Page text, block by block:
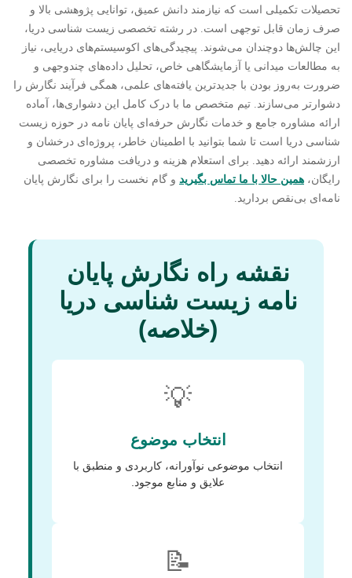
تحصیلات تکمیلی است که نیازمند دانش عمیق، توانایی پژوهشی بالا و
صرف زمان قابل توجهی است. در رشته تخصصی زیست شناسی دریا،
این چالش‌ها دوچندان می‌شوند. پیچیدگی‌های اکوسیستم‌های دریایی، نیاز
به مطالعات میدانی یا آزمایشگاهی خاص، تحلیل داده‌های چندوجهی و
ضرورت به‌روز بودن با جدیدترین یافته‌های علمی، همگی فرآیند نگارش را
دشوارتر می‌سازند. تیم متخصص ما با درک کامل این دشواری‌ها، آماده
ارائه مشاوره جامع و خدمات نگارش حرفه‌ای پایان نامه در حوزه زیست
شناسی دریا است تا شما بتوانید با اطمینان خاطر، پروژه‌ای درخشان و
ارزشمند ارائه دهید. برای استعلام هزینه و دریافت مشاوره تخصصی
رایگان، همین حالا با ما تماس بگیرید و گام نخست را برای نگارش پایان
نامه‌ای بی‌نقص بردارید.
نقشه راه نگارش پایان
نامه زیست شناسی دریا
(خلاصه)
💡
انتخاب موضوع
انتخاب موضوعی نوآورانه، کاربردی و منطبق با
علایق و منابع موجود.
📝